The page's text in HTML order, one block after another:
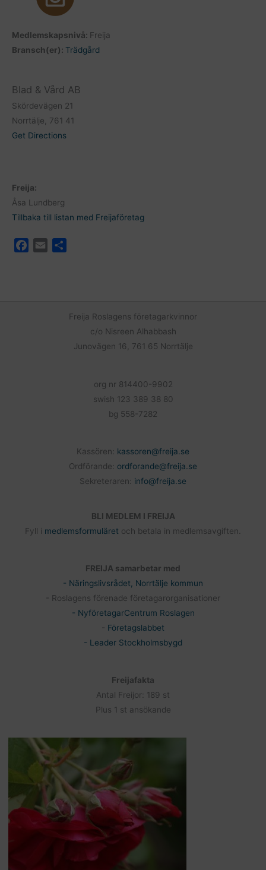
Medlemskapsnivå: Freija
Bransch(er): Trädgård
Blad & Vård AB
Skördevägen 21
Norrtälje, 761 41
Get Directions
Freija:
Åsa Lundberg
Tillbaka till listan med Freijaföretag
Freija Roslagens företagarkvinnor
c/o Nisreen Alhabbash
Junovägen 16, 761 65 Norrtälje
org nr 814400-9902
swish 123 389 38 80
bg 558-7282
Kassören: kassoren@freija.se
Ordförande: ordforande@freija.se
Sekreteraren: info@freija.se
BLI MEDLEM I FREIJA
Fyll i medlemsformuläret och betala in medlemsavgiften.
FREIJA samarbetar med
- Näringslivsrådet, Norrtälje kommun
- Roslagens förenade företagarorganisationer
- NyföretagarCentrum Roslagen
Företagslabbet
- Leader Stockholmsbygd
Freijafakta
Antal Freijor: 189 st
Plus 1 st ansökande